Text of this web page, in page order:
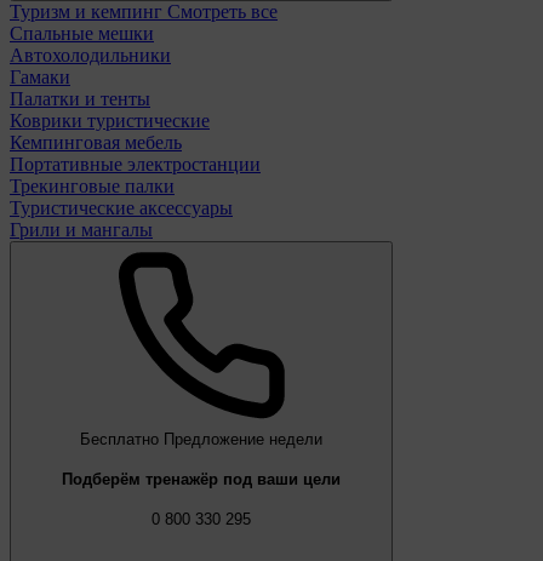
Туризм и кемпинг Смотреть все
Спальные мешки
Автохолодильники
Гамаки
Палатки и тенты
Коврики туристические
Кемпинговая мебель
Портативные электростанции
Трекинговые палки
Туристические аксессуары
Грили и мангалы
Бесплатно Предложение недели
Подберём тренажёр под ваши цели
0 800 330 295